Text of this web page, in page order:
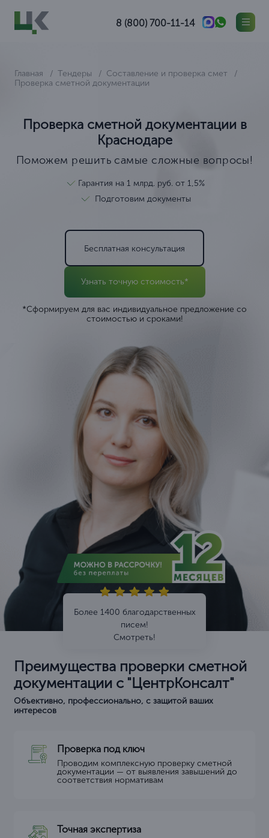
8 (800) 700-11-14
Главная Тендеры
Составление и проверка смет
Проверка сметной документации
Проверка сметной документации в
Краснодаре
Поможем решить самые сложные вопросы!
Гарантия на 1 млрд. руб. от 1,5%
Подготовим документы
Бесплатная консультация
Узнать точную стоимость*
*Сформируем для вас индивидуальное предложение со
стоимостью и сроками!
Более 1400 благодарственных
писем!
Смотреть!
Преимущества проверки сметной
документации с "ЦентрКонсалт"
Объективно, профессионально, с защитой ваших
интересов
Проверка под ключ
Проводим комплексную проверку сметной
документации — от выявления завышений до
соответствия нормативам
Точная экспертиза